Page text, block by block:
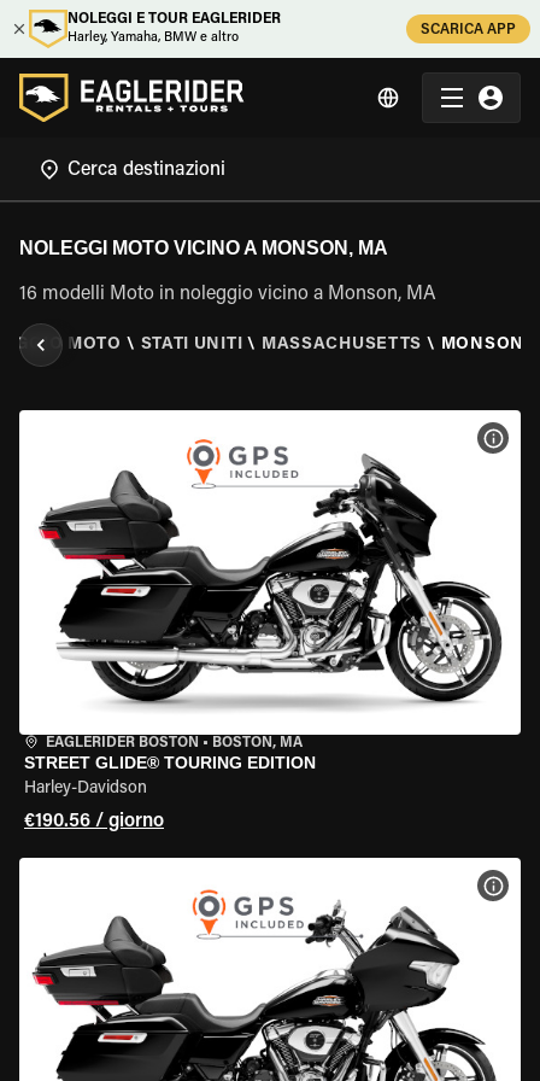
NOLEGGI E TOUR EAGLERIDER
Harley, Yamaha, BMW e altro
SCARICA APP
NOLEGGI MOTO VICINO A MONSON, MA
16 modelli Moto in noleggio vicino a Monson, MA
MOTO \ STATI UNITI \ MASSACHUSETTS \ MONSON,
EAGLERIDER BOSTON • BOSTON, MA
STREET GLIDE® TOURING EDITION
Harley-Davidson
€190.56 / giorno